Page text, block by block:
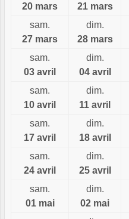
20 mars
21 mars
sam.
27 mars
dim.
28 mars
sam.
03 avril
dim.
04 avril
sam.
10 avril
dim.
11 avril
sam.
17 avril
dim.
18 avril
sam.
24 avril
dim.
25 avril
sam.
01 mai
dim.
02 mai